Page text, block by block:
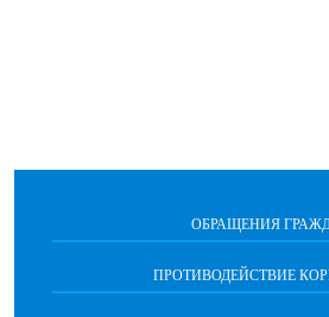
ОБРАЩЕНИЯ
ПРОТИВОДЕЙСТВИЕ